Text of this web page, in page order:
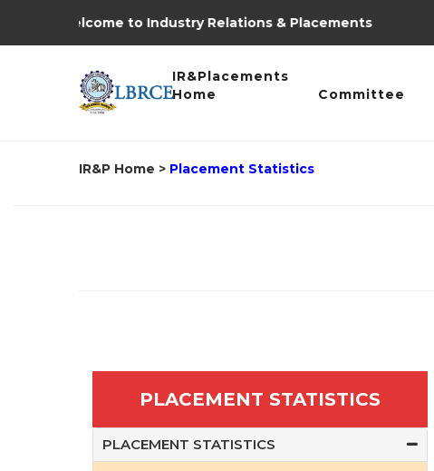
Welcome to Industry Relations & Placements
IR&Placements
Home
Committee
IR&P Home > Placement Statistics
PLACEMENT STATISTICS
PLACEMENT STATISTICS